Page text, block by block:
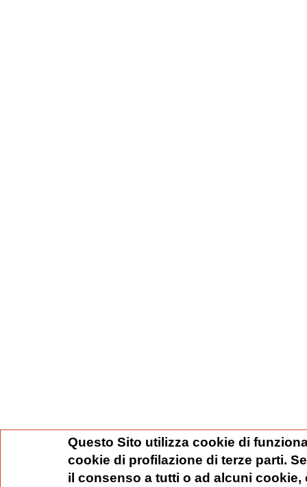
Questo Sito utilizza cookie di
cookie di profilazione di terze parti.
il consenso a tutti o ad alcuni